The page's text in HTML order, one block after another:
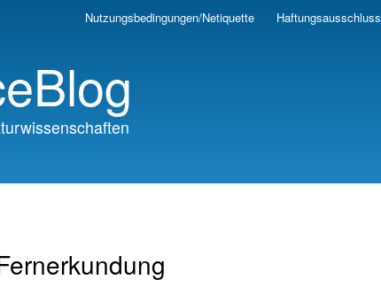
Skip
Nutzungsbedingungen/Netiquette Haftungsausschluss